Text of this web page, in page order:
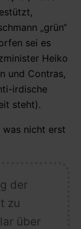
„grün“
sei es
Heiko
und Contras,
irdische
steht).
was nicht erst
der
zu
über